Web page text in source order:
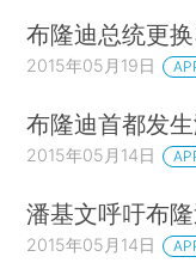
布隆迪总统更
2015年05月19日
布隆迪首都发
2015年05月14日
潘基文呼吁布
2015年05月14日